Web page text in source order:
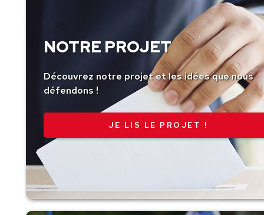
NOTRE PROJET
Découvrez notre projet et les idées que nous
défendons !
JE LIS LE PROJET !